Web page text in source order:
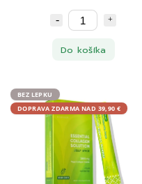
Do košíka
BEZ LEPKU
DOPRAVA ZDARMA NAD 39,90 €